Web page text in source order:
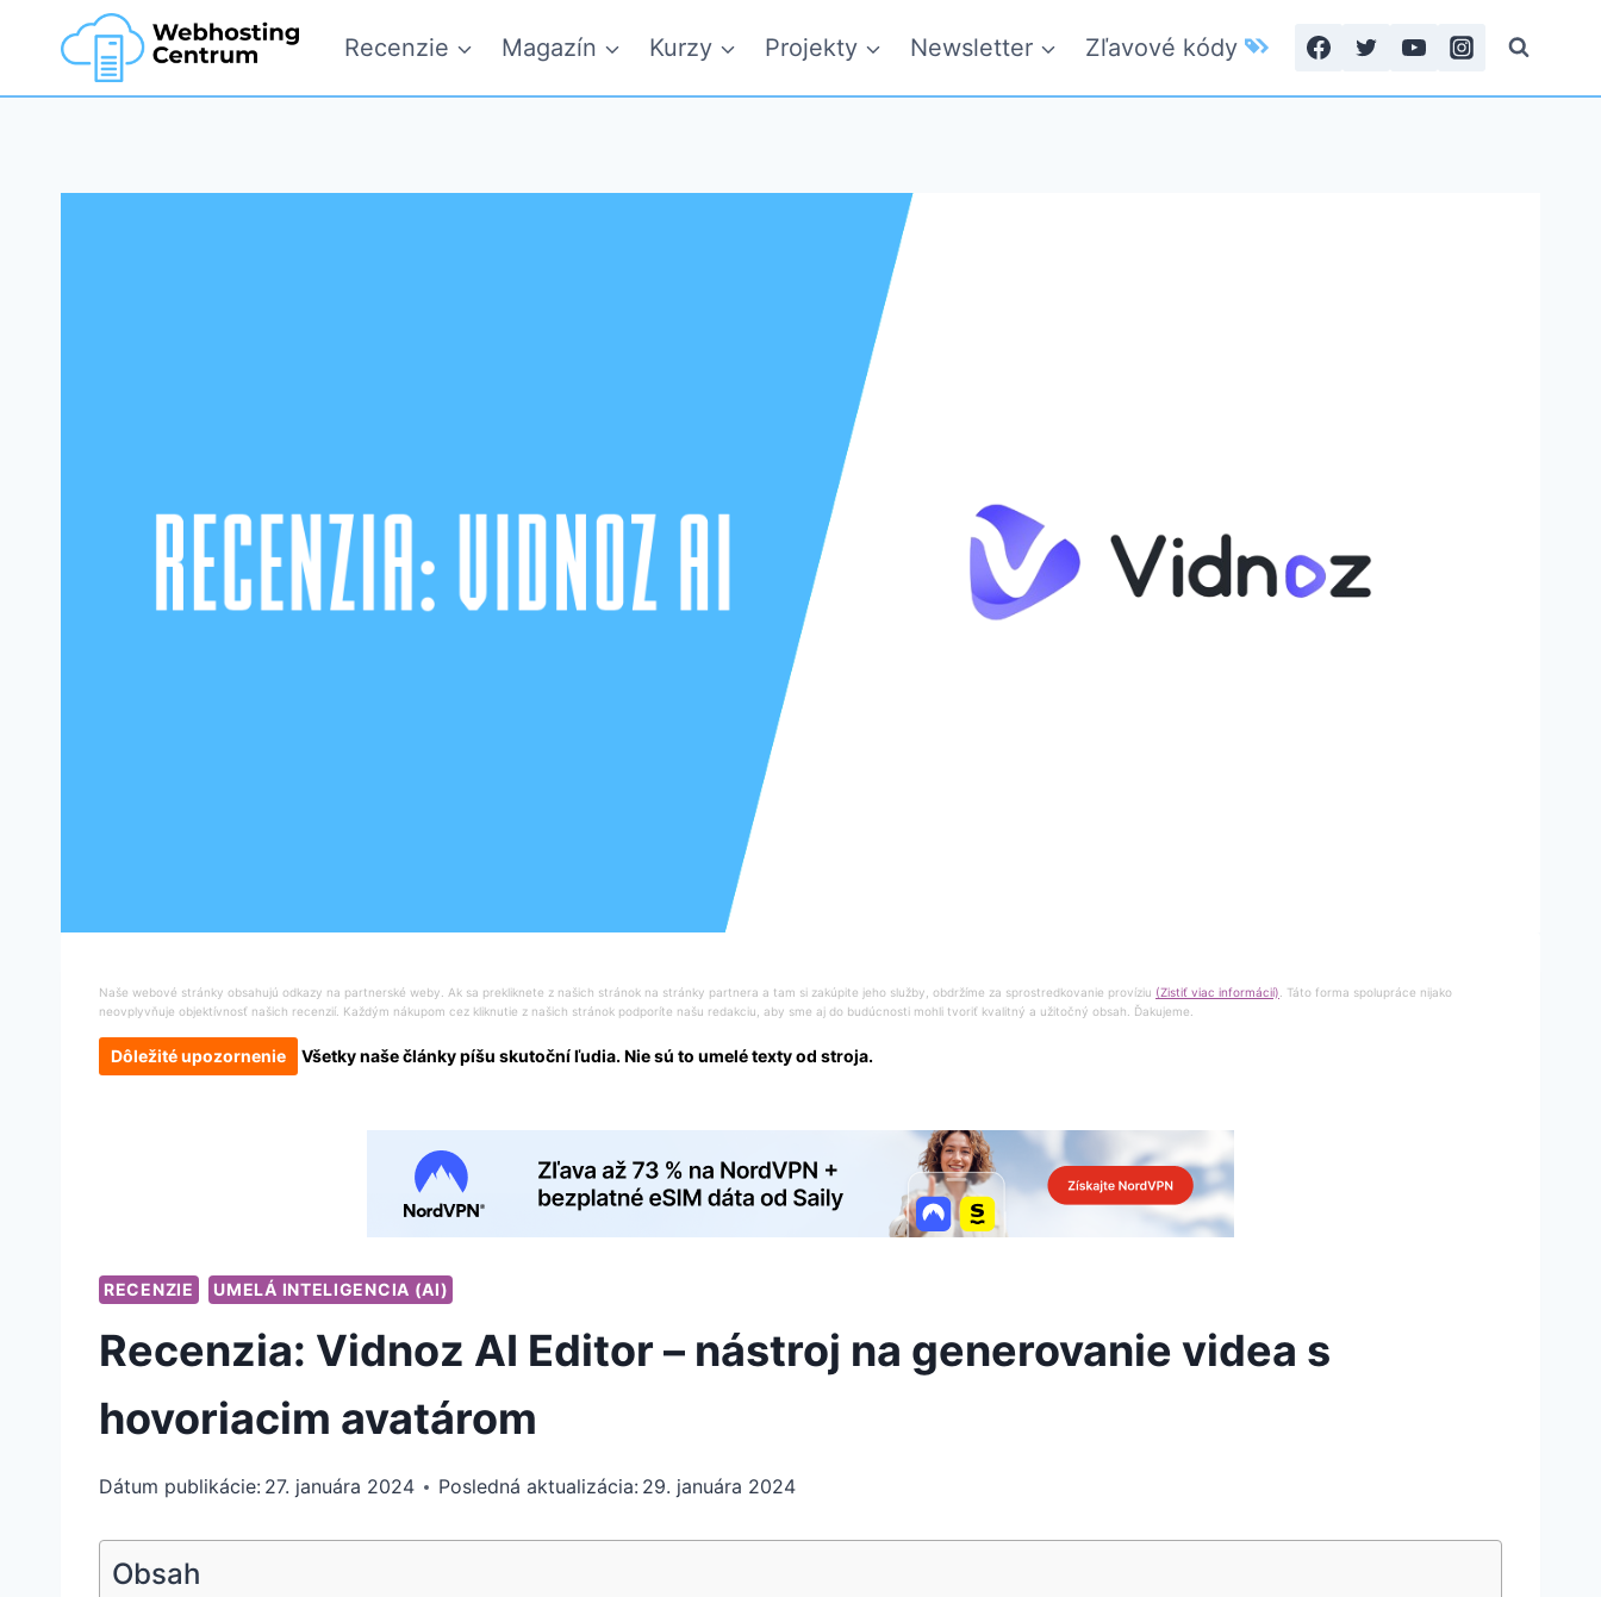
content
Recenzie Magazín Kurzy Projekty Newsletter Zľavové kódy
Naše webové stránky obsahujú odkazy na partnerské weby. Ak sa prekliknete z našich stránok na stránky partnera a tam si zakúpite jeho služby, obdržíme za sprostredkovanie províziu (Zistiť viac informácií) . Táto forma spolupráce nijako
neovplyvňuje objektívnosť našich recenzií. Každým nákupom cez kliknutie z našich stránok podporíte našu redakciu, aby sme aj do budúcnosti mohli tvoriť kvalitný a užitočný obsah. Ďakujeme.
Dôležité upozornenie Všetky naše články píšu skutoční ľudia. Nie sú to umelé texty od stroja.
RECENZIE UMELÁ INTELIGENCIA (AI)
Recenzia: Vidnoz AI Editor – nástroj na generovanie videa s
hovoriacim avatárom
Dátum publikácie: 27. januára 2024 Posledná aktualizácia: 29. januára 2024
Obsah